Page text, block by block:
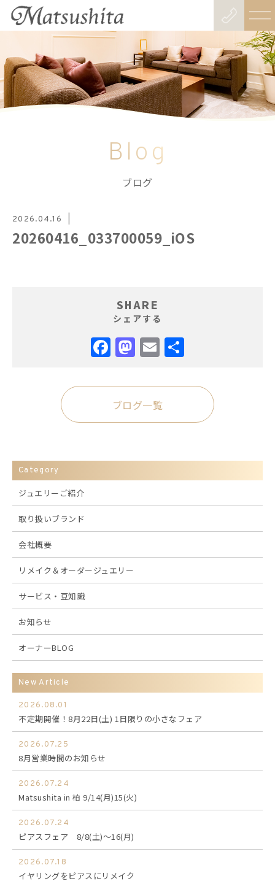
Blog
ブログ
2026.04.16
20260416_033700059_iOS
SHARE
シェアする
Facebook
Mastodon
Email
ブログ一覧
Category
ジュエリーご紹介
取り扱いブランド
会社概要
リメイク＆オーダージュエリー
サービス・豆知識
お知らせ
オーナーBLOG
New Article
2026.08.01
不定期開催！8月22日(土) 1日限りの小さなフェア
2026.07.25
8月営業時間のお知らせ
2026.07.24
Matsushita in 柏 9/14(月)15(火)
2026.07.24
ピアスフェア 8/8(土)～16(月)
2026.07.18
イヤリングをピアスにリメイク